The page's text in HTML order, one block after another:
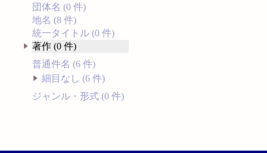
団体名 (0 件)
地名 (8 件)
統一タイトル (0 件)
著作 (0 件)
普通件名 (6 件)
細目なし (6 件)
ジャンル・形式 (0 件)